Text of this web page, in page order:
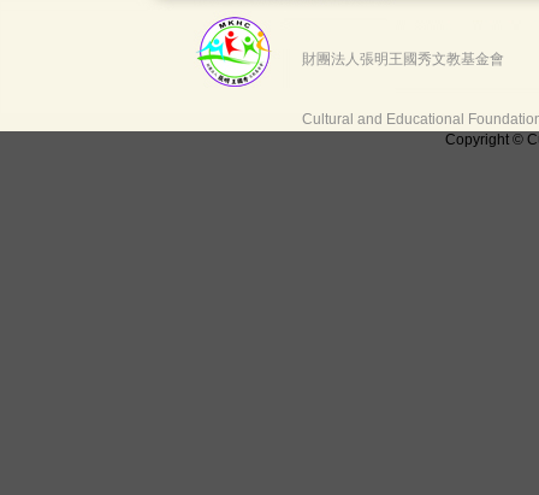
財團法人張明王國秀文教基金會
Cultural and Educational
Copyright ©